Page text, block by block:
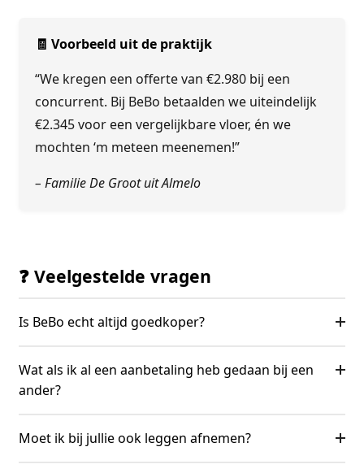
🧾 Voorbeeld uit de praktijk
“We kregen een offerte van €2.980 bij een
concurrent. Bij BeBo betaalden we uiteindelijk
€2.345 voor een vergelijkbare vloer, én we
mochten ‘m meteen meenemen!”
– Familie De Groot uit Almelo
❓ Veelgestelde vragen
Is BeBo echt altijd goedkoper?
Wat als ik al een aanbetaling heb gedaan bij een
ander?
Moet ik bij jullie ook leggen afnemen?